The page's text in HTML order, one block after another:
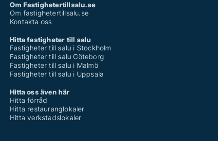
Om Fastighetertillsalu.se
Om fastighetertillsalu.se
Kontakta oss
Hitta fastigheter till salu
Fastigheter till salu i Stockholm
Fastigheter till salu Göteborg
Fastigheter till salu i Malmö
Fastigheter till salu i Uppsala
Hitta oss även här
Hitta förråd
Hitta restauranglokaler
Hitta verkstadslokaler